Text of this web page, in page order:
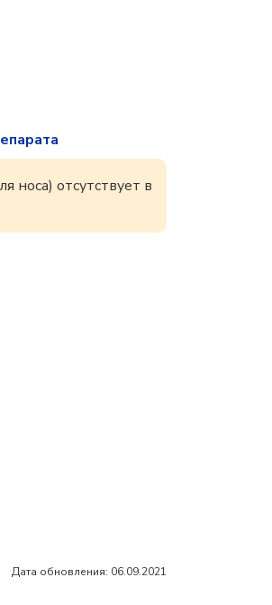
носа) отсутствует в
Дата обновления: 06.09.2021